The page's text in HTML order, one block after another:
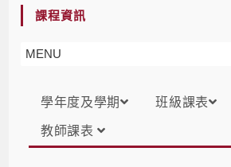
課程資訊
MENU
學年度及學期 班級課表
教師課表